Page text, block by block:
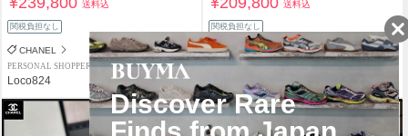
送料込
関税負担なし
CHANEL
PERSONAL SHOPPER
Loco824
送料込
関税負担なし
CHANEL
PERSONAL SHOPPER
RedondoBeach-LA